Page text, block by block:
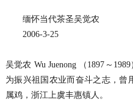
缅怀当代茶圣吴觉农
2006-3-25
吴觉农 Wu Juenong （1897～
为振兴祖国农业而奋斗之志，曾
属鸡，浙江上虞丰惠镇人。